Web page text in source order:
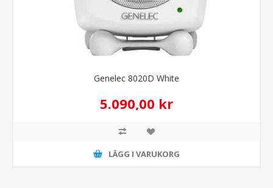
Genelec 8020D White
5.090,00 kr
LÄGG I VARUKORG